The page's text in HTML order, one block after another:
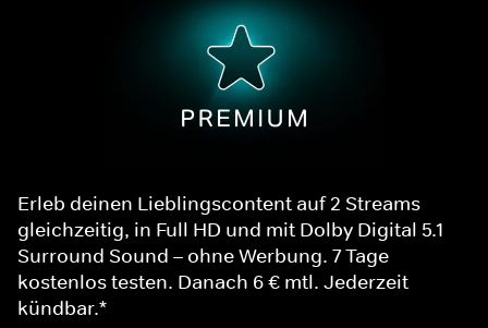
Erleb deinen Lieblingscontent auf 2 Streams
gleichzeitig, in Full HD und mit Dolby Digital 5.1
Surround Sound – ohne Werbung. 7 Tage
kostenlos testen. Danach 6 € mtl. Jederzeit
kündbar.*